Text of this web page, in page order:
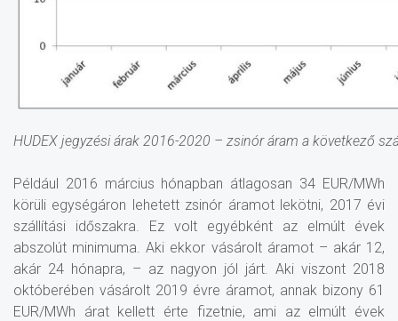
HUDEX jegyzési árak 2016-2020 – zsinór áram a következő
Például 2016 március hónapban átlagosan 34 EUR/MWh
körüli egységáron lehetett zsinór áramot lekötni, 2017 évi
szállítási időszakra. Ez volt egyébként az elmúlt évek
abszolút minimuma. Aki ekkor vásárolt áramot – akár 12,
akár 24 hónapra, – az nagyon jól járt. Aki viszont 2018
októberében vásárolt 2019 évre áramot, annak bizony 61
EUR/MWh árat kellett érte fizetnie, ami az elmúlt évek